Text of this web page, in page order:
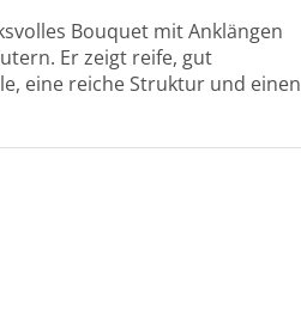
Bouquet mit Anklängen
Er zeigt reife, gut
eine reiche Struktur und einen